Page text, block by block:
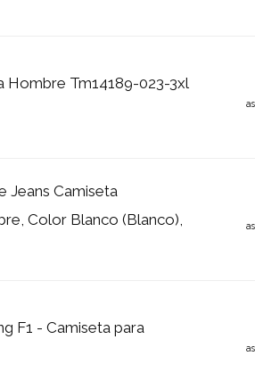
Hombre Tm14189-023-3xl
Jeans Camiseta
Color Blanco (Blanco),
F1 - Camiseta para